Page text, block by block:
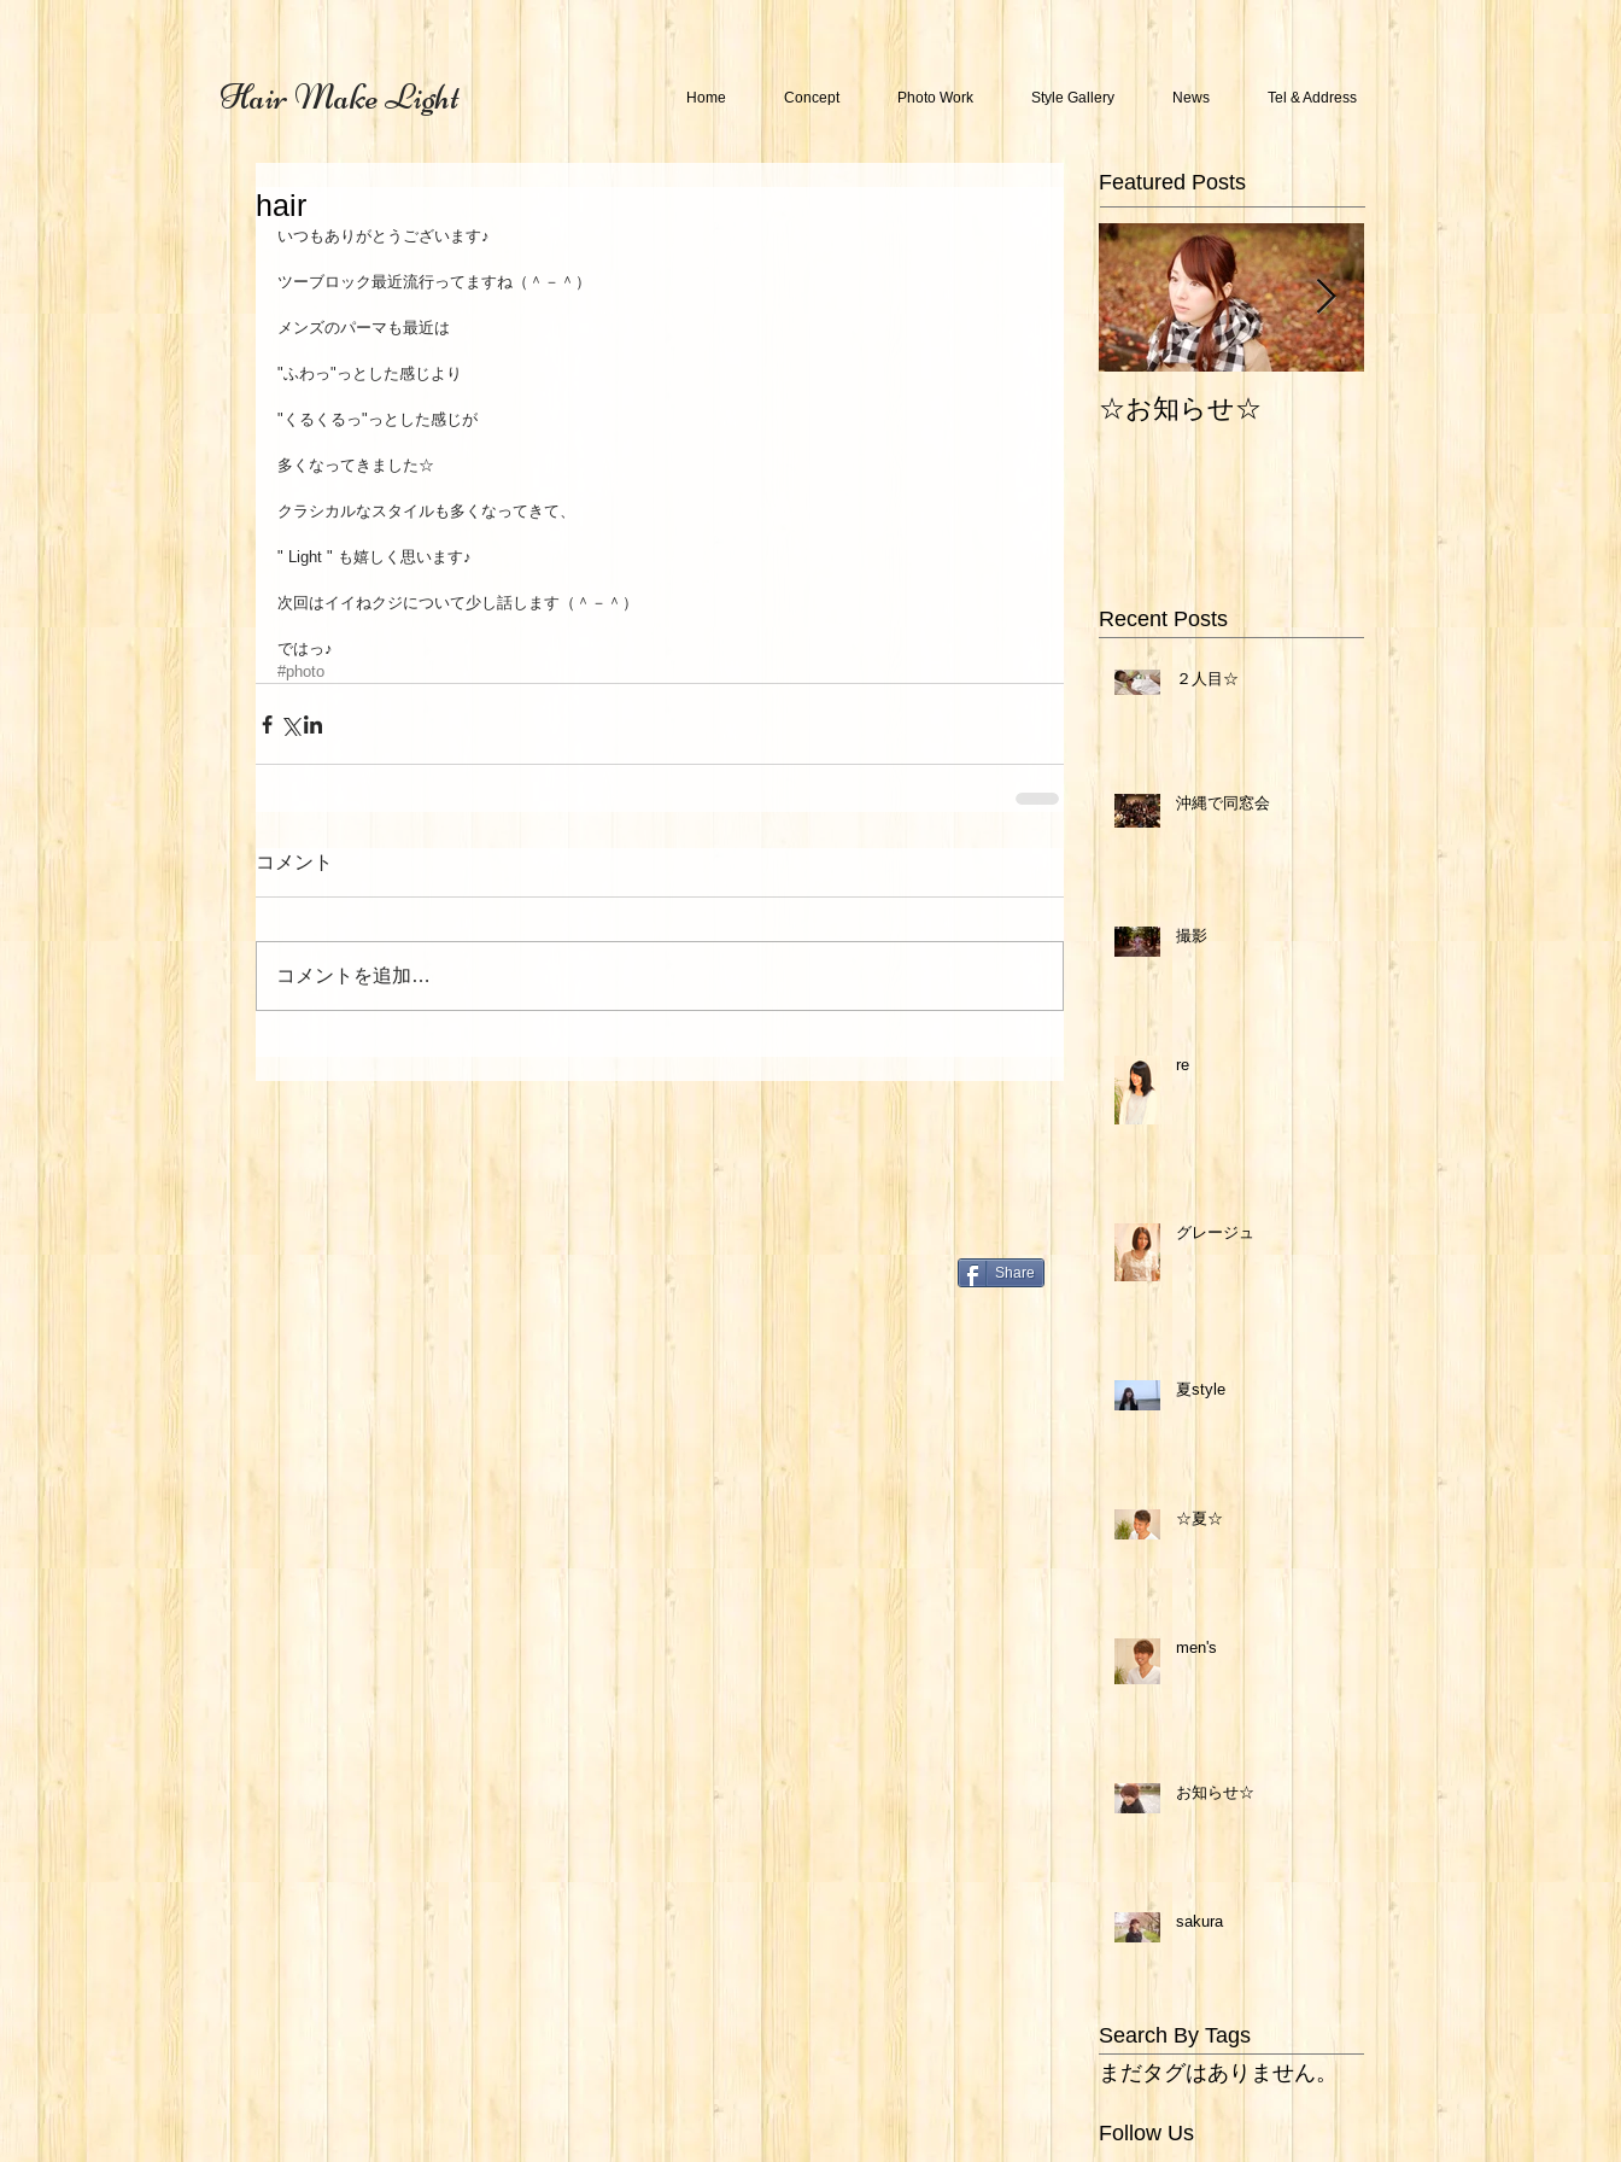
Hair Make Light Home Concept Photo Work Style Gallery News Tel & Address
hair
いつもありがとうございます♪
ツーブロック最近流行ってますね（＾－＾）
メンズのパーマも最近は
"ふわっ"っとした感じより
"くるくるっ"っとした感じが
多くなってきました☆
クラシカルなスタイルも多くなってきて、
" Light " も嬉しく思います♪
次回はイイねクジについて少し話します（＾－＾）
ではっ♪
#photo
コメント
コメントを追加…
Share
Featured Posts
☆お知らせ☆ Photo Work
Recent Posts
２人目☆
沖縄で同窓会
撮影
re
グレージュ
夏style
☆夏☆
men's
お知らせ☆
sakura
Search By Tags
まだタグはありません。
Follow Us